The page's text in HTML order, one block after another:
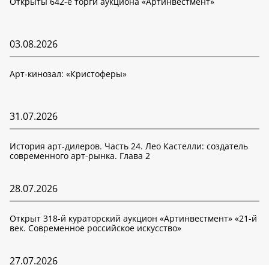
03.08.2026
Арт-кинозал: «Кристоферы»
31.07.2026
История арт-дилеров. Часть 24. Лео Кастелли: создатель
современного арт-рынка. Глава 2
28.07.2026
Открыт 318-й кураторский аукцион «Артинвестмент» «21-й
век. Современное российское искусство»
27.07.2026